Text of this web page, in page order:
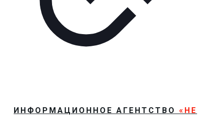
ИНФОРМАЦИОННОЕ АГЕНТСТВО «НЕ